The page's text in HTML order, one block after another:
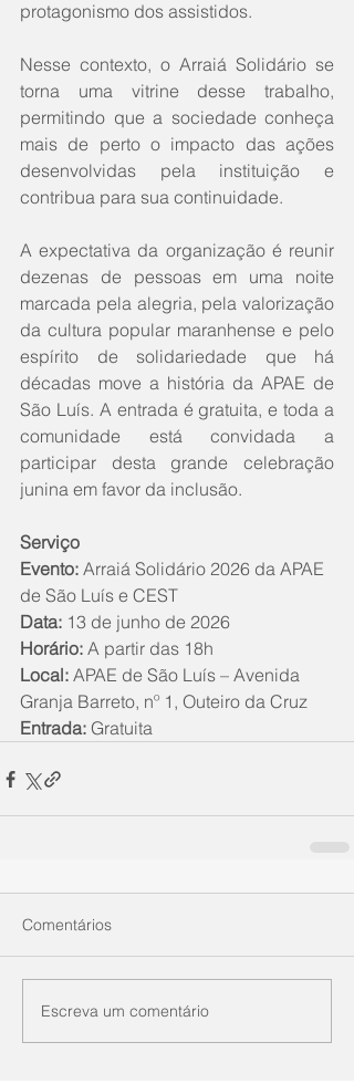
protagonismo dos assistidos.
Nesse contexto, o Arraiá Solidário se
torna uma vitrine desse trabalho,
permitindo que a sociedade conheça
mais de perto o impacto das ações
desenvolvidas pela instituição e
contribua para sua continuidade.
A expectativa da organização é reunir
dezenas de pessoas em uma noite
marcada pela alegria, pela valorização
da cultura popular maranhense e pelo
espírito de solidariedade que há
décadas move a história da APAE de
São Luís. A entrada é gratuita, e toda a
comunidade está convidada a
participar desta grande celebração
junina em favor da inclusão.
Serviço
Evento: Arraiá Solidário 2026 da APAE
de São Luís e CEST
Data: 13 de junho de 2026
Horário: A partir das 18h
Local: APAE de São Luís – Avenida
Granja Barreto, nº 1, Outeiro da Cruz
Entrada: Gratuita
Comentários
Escreva um comentário